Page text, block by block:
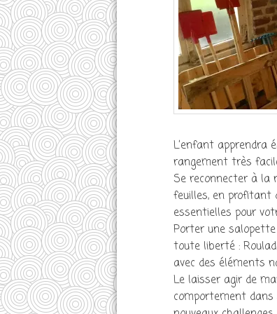
L’enfant apprendra
rangement très
Se reconnecter à la
feuilles, en profitant
essentielles pour
Porter une
toute liberté :
avec des éléments
Le laisser agir de
comportement dans